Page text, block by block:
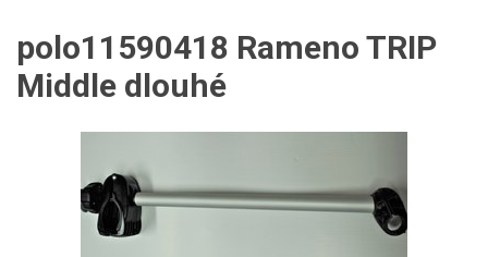
polo11590418 Rameno TRIP
Middle dlouhé